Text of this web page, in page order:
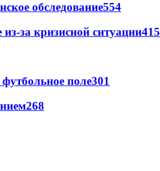
обследование554
за кризисной ситуации415
поле301
268